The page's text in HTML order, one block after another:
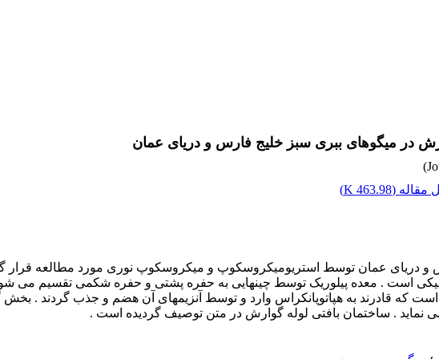
در میگوهای ببری سبز خلیج فارس و دریای عمان
مقاله (463.98 K
)
و دریای عمان توسط استریومیکروسکوپ و میکروسکوپ نوری مورد مطالعه قرار
است . معده پیلوریک توسط چینهایی به حفره پشتی و حفره شکمی تقسیم می
که قادرند به هپاتوپانکراس وارد و توسط آنزیمهای آن هضم و جذب گردند .
نماید . ساختمان بافتی لوله گوارش در متن توصیف گردیده است .